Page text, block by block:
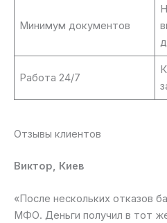
Минимум документов
Работа 24/7
Отзывы клиентов
Виктор, Киев
«После нескольких отказов
МФО. Деньги получил в тот